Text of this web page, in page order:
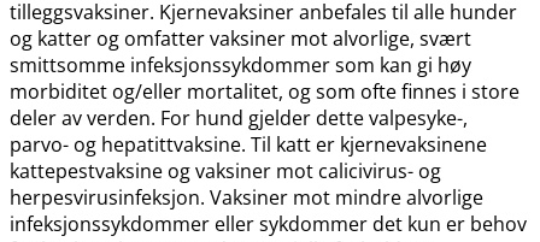
tilleggsvaksiner. Kjernevaksiner anbefales til alle hunder
og katter og omfatter vaksiner mot alvorlige, svært
smittsomme infeksjonssykdommer som kan gi høy
morbiditet og​/​eller mortalitet, og som ofte finnes i store
deler av verden. For hund gjelder dette valpesyke-,
parvo- og hepatittvaksine. Til katt er kjernevaksinene
kattepestvaksine og vaksiner mot calicivirus- og
herpesvirusinfeksjon. Vaksiner mot mindre alvorlige
infeksjonssykdommer eller sykdommer det kun er behov